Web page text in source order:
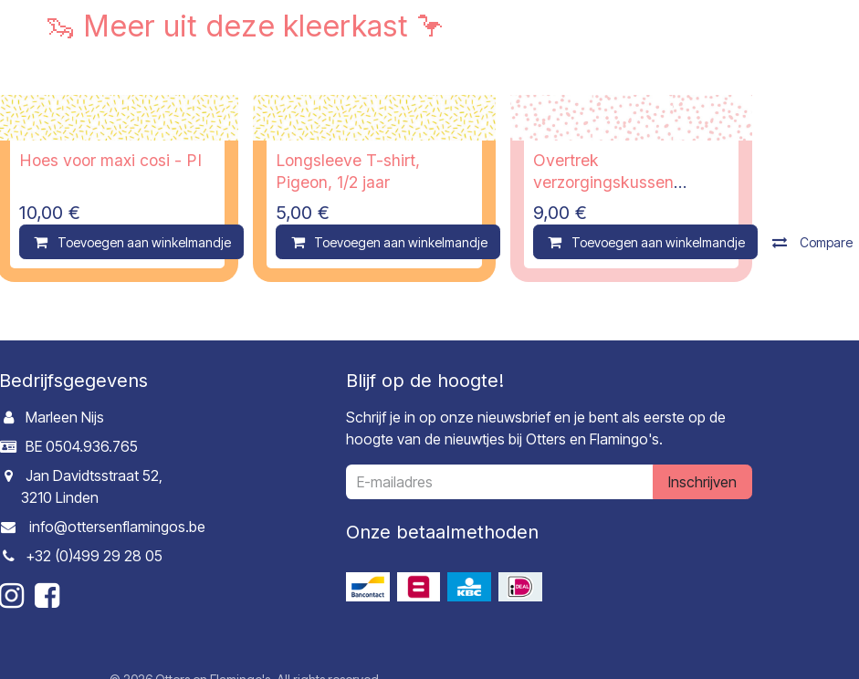
🦦 Meer uit deze kleerkast 🦩
Compare
Hoes voor maxi cosi - PI
10,00 €
Toevoegen aan winkelmandje Compare
Longsleeve T-shirt,
Pigeon, 1/2 jaar
5,00 €
Toevoegen aan winkelmandje Compare
Overtrek
verzorgingskussen
Nanami
9,00 €
Toevoegen aan winkelmandje Compare
Bedrijfsgegevens
Marleen Nijs
BE 0504.936.765
Jan Davidtsstraat 52,
3210 Linden
info@ottersenflamingos.be
+32 (0)499 29 28 05
Blijf op de hoogte!
Schrijf je in op onze nieuwsbrief en je bent als eerste op de
hoogte van de nieuwtjes bij Otters en Flamingo's.
Inschrijven
Onze betaalmethoden